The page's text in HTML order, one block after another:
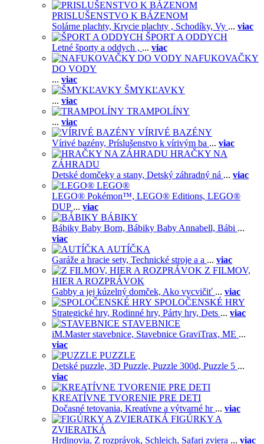
PRISLUŠENSTVO K BÁZENOM
Solárne plachty, Krycie plachty , Schodíky, Vy ... viac
ŠPORT A ODDYCH
Letné športy a oddych , ... viac
NAFUKOVAČKY
DO VODY
... viac
ŠMYKĽAVKY
... viac
TRAMPOLÍNY
... viac
VÍRIVÉ BAZÉNY
Vírivé bazény, Príslušenstvo k vírivým ba ... viac
HRAČKY NA
ZÁHRADU
Detské domčeky a stany, Detský záhradný ná ... viac
LEGO®
LEGO® Pokémon™, LEGO® Editions, LEGO®
DUP ... viac
BÁBIKY
Bábiky Baby Born, Bábiky Baby Annabell, Bábi ...
viac
AUTÍČKA
Garáže a hracie sety, Technické stroje a a ... viac
Z FILMOV,
HIER A ROZPRÁVOK
Gabby a jej kúzelný domček, Ako vycvičiť ... viac
SPOLOČENSKÉ HRY
Strategické hry, Rodinné hry, Párty hry, Dets ... viac
STAVEBNICE
iM.Master stavebnice, Stavebnice GraviTrax, ME ...
viac
PUZZLE
Detské puzzle, 3D Puzzle, Puzzle 300d, Puzzle 5 ...
viac
KREATÍVNE TVORENIE PRE DETI
Dočasné tetovania, Kreatívne a výtvarné hr ... viac
FIGÚRKY A
ZVIERATKÁ
Hrdinovia, Z rozprávok, Schleich, Safari zviera ... viac